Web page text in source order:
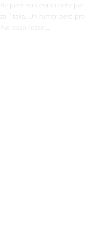
però non erano note
l’Italia. Un rumor però
caso fosse …